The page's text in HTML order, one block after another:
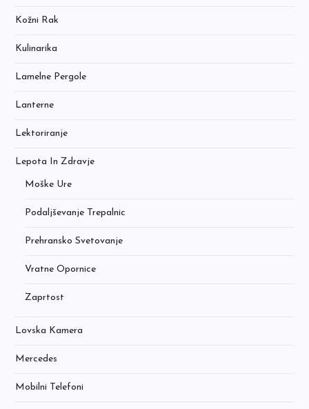
Kožni Rak
Kulinarika
Lamelne Pergole
Lanterne
Lektoriranje
Lepota In Zdravje
Moške Ure
Podaljševanje Trepalnic
Prehransko Svetovanje
Vratne Opornice
Zaprtost
Lovska Kamera
Mercedes
Mobilni Telefoni